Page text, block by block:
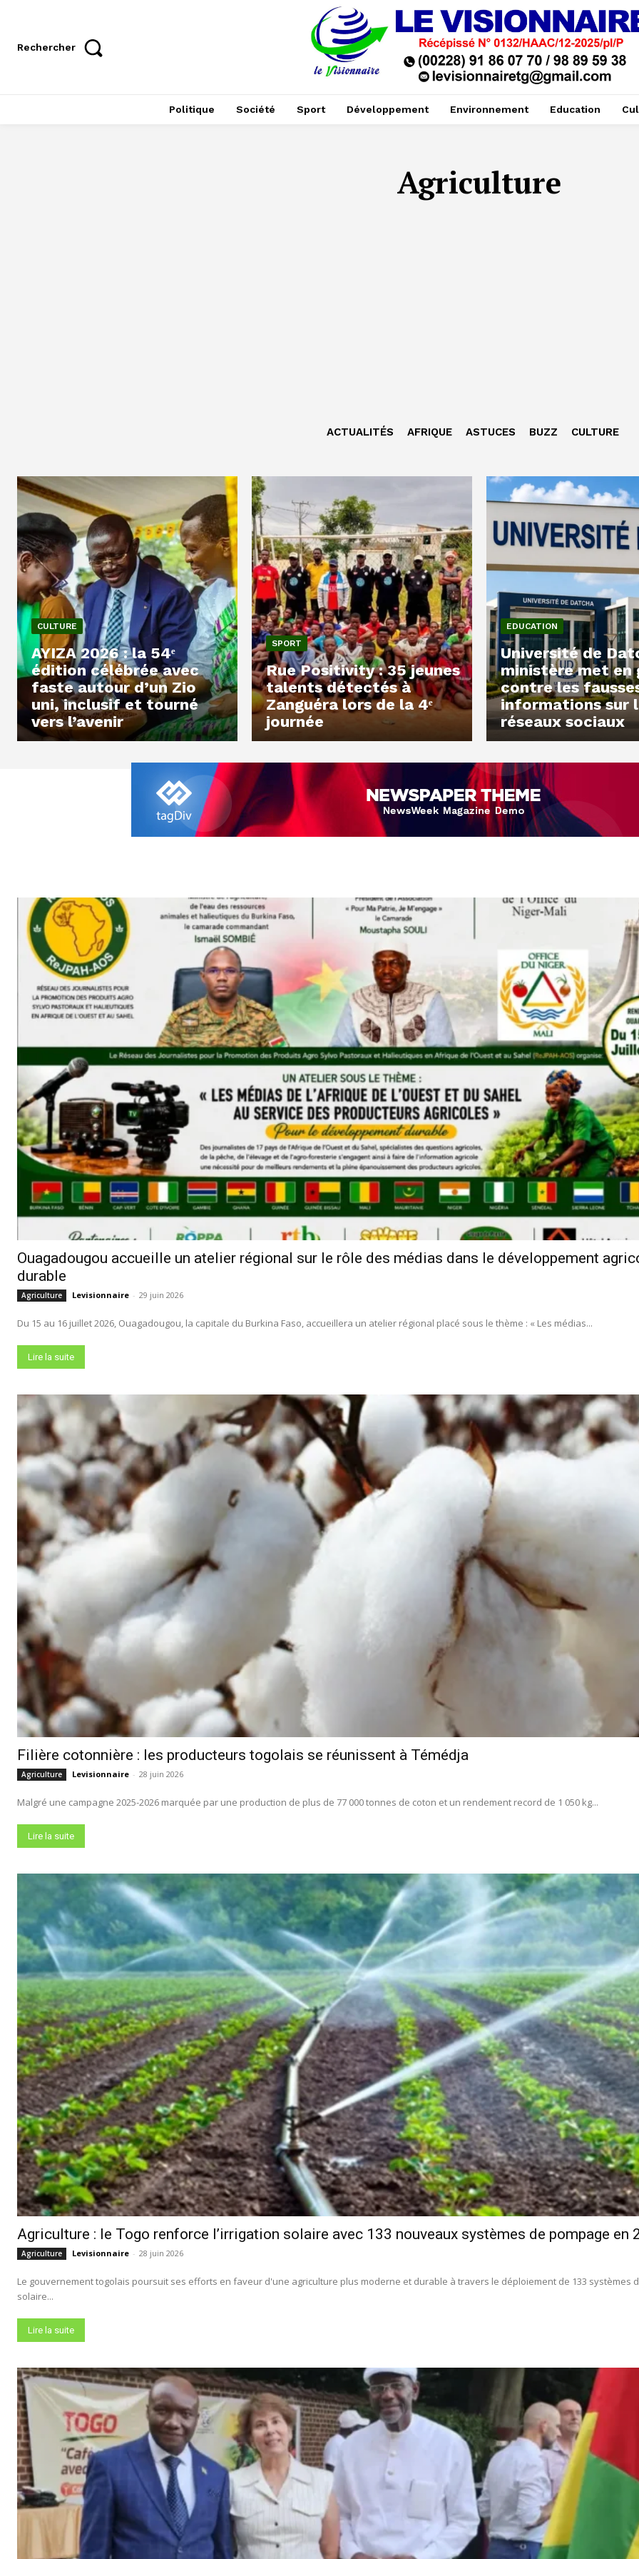
Rechercher
Politique Société Sport Développement Environnement Education
Agriculture
ACTUALITÉS AFRIQUE ASTUCES BUZZ CULTURE
CULTURE
AYIZA 2026 : la 54ᵉ
édition célébrée avec
faste autour d’un Zio
uni, inclusif et tourné
vers l’avenir
SPORT
Rue Positivity : 35 jeunes
talents détectés à
Zanguéra lors de la 4ᵉ
journée
EDUCATION
Université de
ministère met en
contre les
informations sur
réseaux sociaux
Ouagadougou accueille un atelier régional sur le rôle des médias dans le développement
durable
Agriculture Levisionnaire - 29 juin 2026
Du 15 au 16 juillet 2026, Ouagadougou, la capitale du Burkina Faso, accueillera un atelier régional placé sous le thème : « Les médias...
Lire la suite
Filière cotonnière : les producteurs togolais se réunissent à Témédja
Agriculture Levisionnaire - 28 juin 2026
Malgré une campagne 2025-2026 marquée par une production de plus de 77 000 tonnes de coton et un rendement record de 1 050 kg...
Lire la suite
Agriculture : le Togo renforce l’irrigation solaire avec 133 nouveaux systèmes de pompage en
Agriculture Levisionnaire - 28 juin 2026
Le gouvernement togolais poursuit ses efforts en faveur d'une agriculture plus moderne et durable à travers le déploiement de 133 systèmes
solaire...
Lire la suite